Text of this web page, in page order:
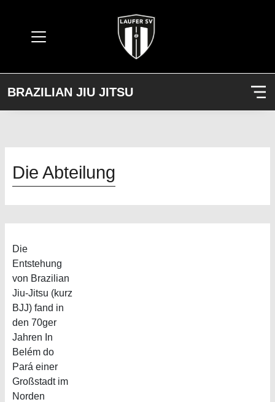
BRAZILIAN JIU JITSU
Die Abteilung
Die
Entstehung
von Brazilian
Jiu-Jitsu (kurz
BJJ) fand in
den 70ger
Jahren In
Belém do
Pará einer
Großstadt im
Norden